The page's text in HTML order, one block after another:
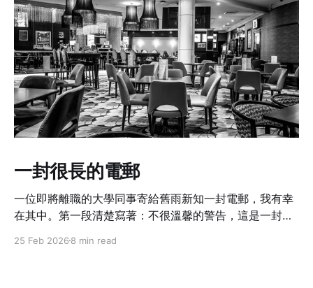
一封很長的電郵
一位即將離職的大學同事寄給舊雨新知一封電郵，我有幸
在其中。第一段清楚寫著：不很溫馨的警告，這是一封很
25 Feb 2026 8 min read